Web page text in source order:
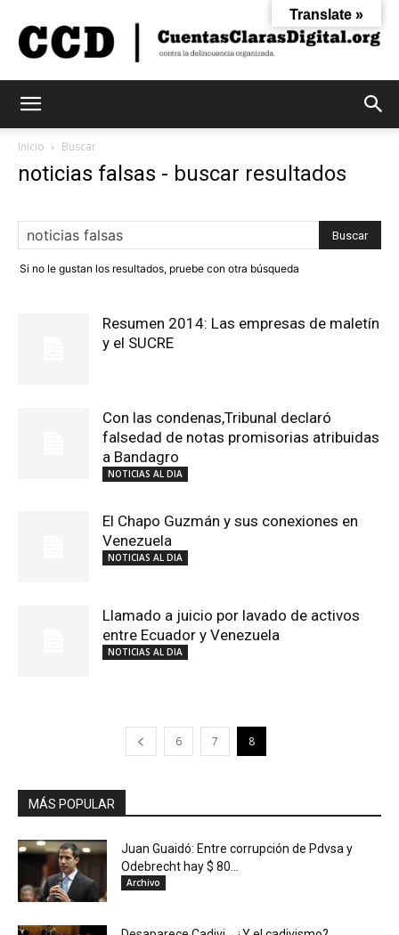
Inicio Buscar
noticias falsas - buscar resultados
Si no le gustan los resultados, pruebe con otra búsqueda
Resumen 2014: Las empresas de maletín
y el SUCRE
Con las condenas,Tribunal declaró
falsedad de notas promisorias atribuidas
a Bandagro
NOTICIAS AL DIA
El Chapo Guzmán y sus conexiones en
Venezuela
NOTICIAS AL DIA
Llamado a juicio por lavado de activos
entre Ecuador y Venezuela
NOTICIAS AL DIA
6 7 8
MÁS POPULAR
Juan Guaidó: Entre corrupción de Pdvsa y
Odebrecht hay $ 80...
Archivo
Translate »